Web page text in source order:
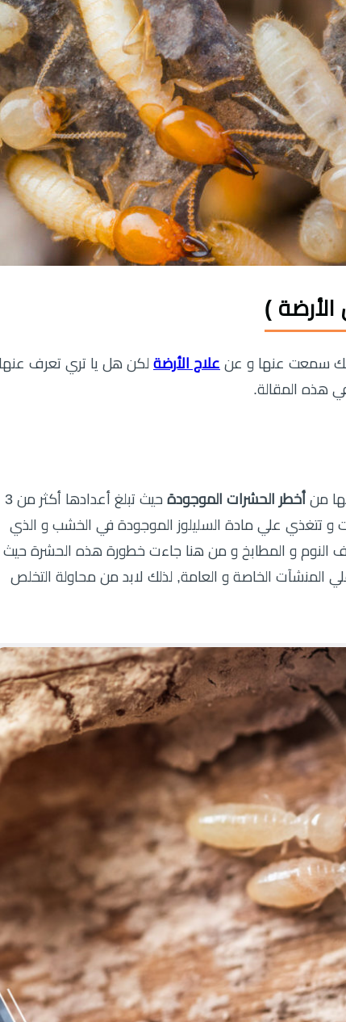
)
سمعت عنها و عن علاج الأرضة لكن هل يا تري تعرف عنها
هذه المقالة.
من أخطر الحشرات الموجودة
حيث تبلغ أعدادها أكثر من 3
تتغذي علي مادة السليلوز الموجودة في الخشب و الذي
النوم و المطابخ و من هنا جاءت خطورة هذه الحشرة حيث
المنشآت الخاصة و العامة, لذلك لابد من محاولة التخلص